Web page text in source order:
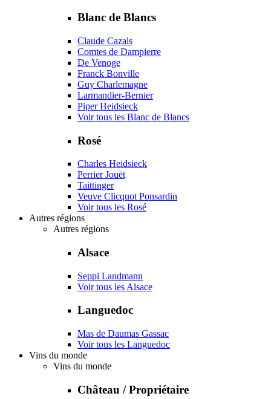
Blanc de Blancs
Claude Cazals
Comtes de Dampierre
De Venoge
Franck Bonville
Guy Charlemagne
Larmandier-Bernier
Piper Heidsieck
Voir tous les Blanc de Blancs
Rosé
Charles Heidsieck
Perrier Jouët
Taittinger
Veuve Clicquot Ponsardin
Voir tous les Rosé
Autres régions
Autres régions
Alsace
Seppi Landmann
Voir tous les Alsace
Languedoc
Mas de Daumas Gassac
Voir tous les Languedoc
Vins du monde
Vins du monde
Château / Propriétaire